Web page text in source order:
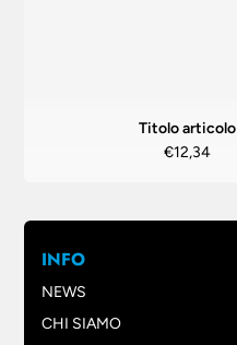
Titolo articolo
€12,34
INFO
NEWS
CHI SIAMO